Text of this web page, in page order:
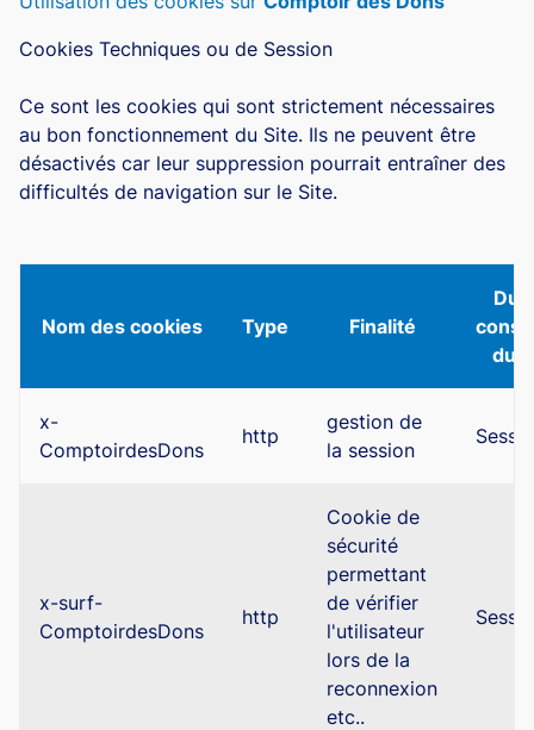
Cookies Techniques ou de Session
Ce sont les cookies qui sont strictement nécessaires
au bon fonctionnement du Site. Ils ne peuvent être
désactivés car leur suppression pourrait entraîner des
difficultés de navigation sur le Site.
Nom des cookies Type Finalité
du
x-
ComptoirdesDons
http
gestion de
la session
x-surf-
ComptoirdesDons
http
Cookie de
sécurité
permettant
de vérifier
l'utilisateur
lors de la
reconnexion
etc..